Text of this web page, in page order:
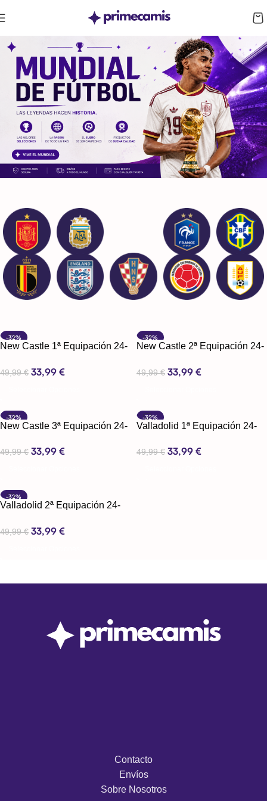
-32%
New Castle 1ª Equipación 24-
49,99€ 33,99 €
-32%
New Castle 2ª Equipación 24-
49,99€ 33,99 €
-32%
New Castle 3ª Equipación 24-
49,99€ 33,99 €
-32%
Valladolid 1ª Equipación 24-
49,99€ 33,99 €
-32%
Valladolid 2ª Equipación 24-
49,99€ 33,99 €
Contacto
Envíos
Sobre Nosotros